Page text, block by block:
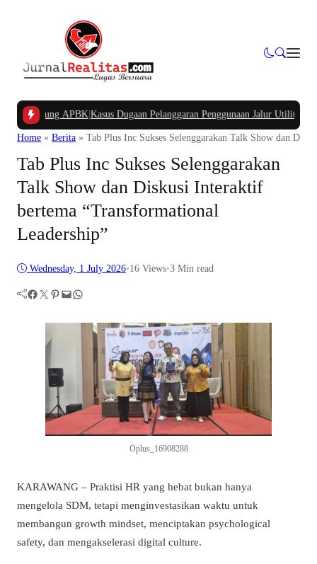
APBK|Kasus Dugaan Pelanggaran Penggunaan Jalur Utilitas
Home » Berita » Tab Plus Inc Sukses Selenggarakan Talk Show dan
Tab Plus Inc Sukses Selenggarakan
Talk Show dan Diskusi Interaktif
bertema “Transformational
Leadership”
Wednesday, 1 July 2026•16 Views•3 Min read
Facebook Twitter Pinterest Mail WhatsApp
Oplus_16908288
KARAWANG – Praktisi HR yang hebat bukan hanya
mengelola SDM, tetapi menginvestasikan waktu untuk
membangun growth mindset, menciptakan psychological
safety, dan mengakselerasi digital culture.